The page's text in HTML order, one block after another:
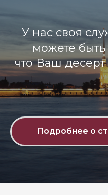
У нас своя
можете
что Ваш
Подробнее о